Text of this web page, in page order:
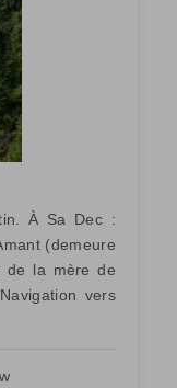
À Sa Dec :
(demeure
de la mère de
vers